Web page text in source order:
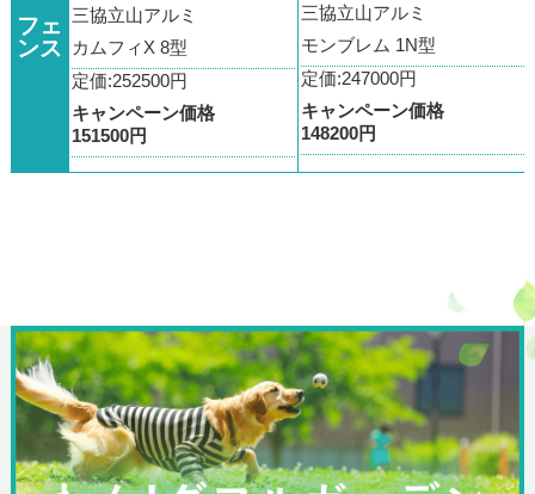
フェ
ンス
三協立山アルミ
カムフィX 8型
定価:252500円
キャンペーン価格
151500円
三協立山アルミ
モンブレム 1N型
定価:247000円
キャンペーン価格
148200円